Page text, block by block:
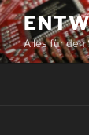
Zum
Inhalt
springenAlles für den